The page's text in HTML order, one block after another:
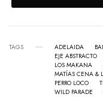
TAGS ADELAIDA
EJE ABSTRACTO
LOS MAKANA
MATÍAS CENA &
PERRO LOCO
WILD PARADE